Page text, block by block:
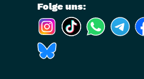
Folge uns:
(Link öffnet ein neues
(Link öffnet ein
(Link